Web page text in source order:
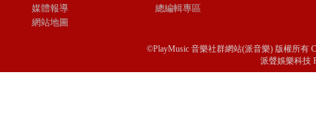
媒體報導
網站地圖
總編輯專區
©PlayMusic 音樂社群網站(派音樂) 版權所有
派聲娛樂科技